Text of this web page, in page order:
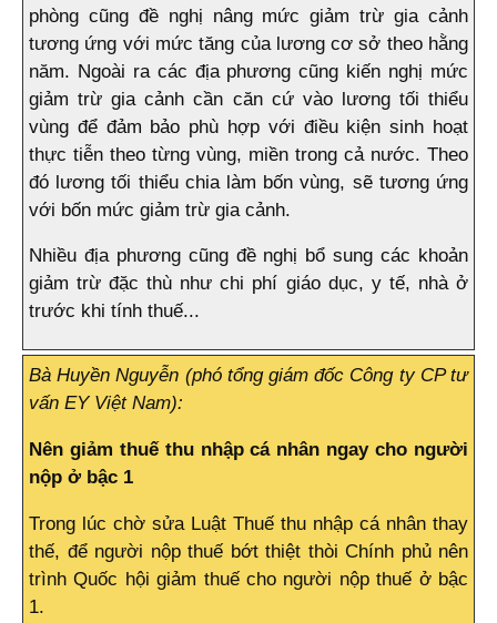
phòng cũng đề nghị nâng mức giảm trừ gia cảnh
tương ứng với mức tăng của lương cơ sở theo hằng
năm. Ngoài ra các địa phương cũng kiến nghị mức
giảm trừ gia cảnh cần căn cứ vào lương tối thiểu
vùng để đảm bảo phù hợp với điều kiện sinh hoạt
thực tiễn theo từng vùng, miền trong cả nước. Theo
đó lương tối thiểu chia làm bốn vùng, sẽ tương ứng
với bốn mức giảm trừ gia cảnh.
Nhiều địa phương cũng đề nghị bổ sung các khoản
giảm trừ đặc thù như chi phí giáo dục, y tế, nhà ở
trước khi tính thuế...
Bà Huyền Nguyễn (phó tổng giám đốc Công ty CP tư
vấn EY Việt Nam):
Nên giảm thuế thu nhập cá nhân ngay cho người
nộp ở bậc 1
Trong lúc chờ sửa Luật Thuế thu nhập cá nhân thay
thế, để người nộp thuế bớt thiệt thòi Chính phủ nên
trình Quốc hội giảm thuế cho người nộp thuế ở bậc
1.